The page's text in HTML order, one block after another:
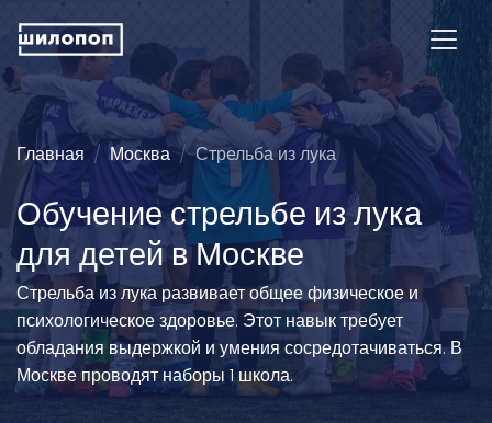
Главная Москва Стрельба из лука
Обучение стрельбе из лука
для детей в Москве
Стрельба из лука развивает общее физическое и
психологическое здоровье. Этот навык требует
обладания выдержкой и умения сосредотачиваться. В
Москве проводят наборы 1 школа.